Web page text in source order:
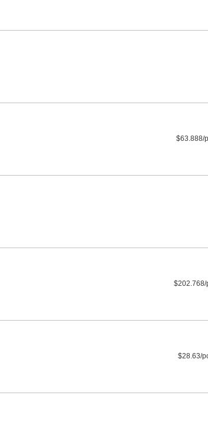
$63.888/
$202.768/
$28.63/